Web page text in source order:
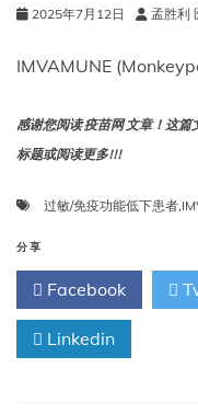
2025年7月12日 孟胜利
IMVAMUNE
感谢您阅读 疫苗网 文章！这
标题或阅读更多!!!
过敏/免疫功能低下患者,
分享
Facebook
Linkedin